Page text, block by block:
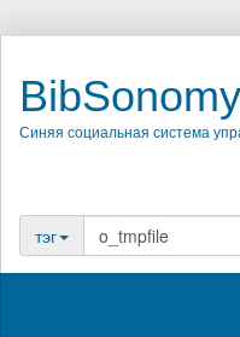
BibSonomy
Синяя социальная система
тэг